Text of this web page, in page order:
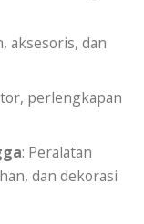
aksesoris, dan
perlengkapan
: Peralatan
dan dekorasi